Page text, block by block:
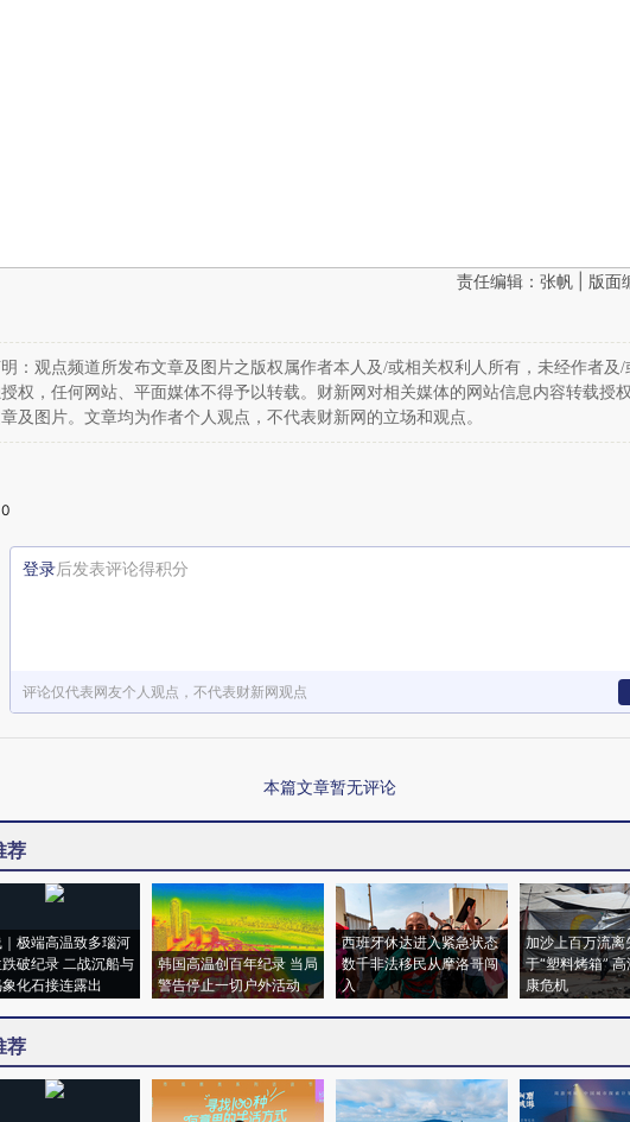
责任编辑：张帆 | 版面
：观点频道所发布文章及图片之版权属作者本人及/或相关权利人所有，未经作者及/
权，任何网站、平面媒体不得予以转载。财新网对相关媒体的网站信息内容转载授
及图片。文章均为作者个人观点，不代表财新网的立场和观点。
0
登录后发表评论得积分
评论仅代表网友个人观点，不代表财新网观点
本篇文章暂无评论
荐
极端高温致多瑙河
破纪录 二战沉船与
化石接连露出
韩国高温创百年纪录 当局
警告停止一切户外活动
西班牙休达进入紧急状态
数千非法移民从摩洛哥闯
入
加沙上百万流离
于“塑料烤箱”
康危机
荐